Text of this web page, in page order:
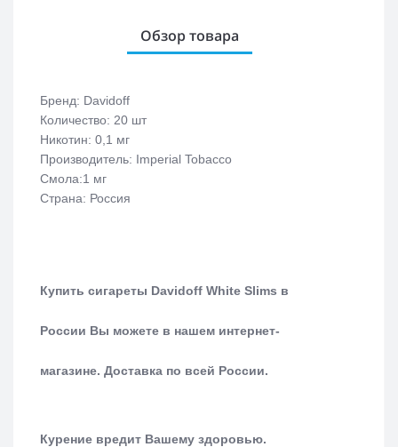
Обзор товара
Бренд: Davidoff
Количество: 20 шт
Никотин: 0,1 мг
Производитель: Imperial Tobacco
Смола:1 мг
Страна: Россия
Купить сигареты Davidoff White Slims в
России Вы можете в нашем интернет-
магазине. Доставка по всей России.
Курение вредит Вашему здоровью.